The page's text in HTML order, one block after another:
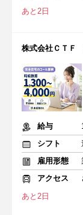
あと2日
株式会社ＣＴＦ
給与
シフト
雇用形態
アクセス
あと2日